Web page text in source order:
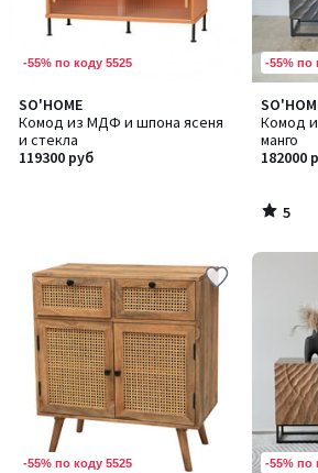
-55% по коду 5525
SO'HOME
Комод из МДФ и шпона ясеня
и стекла
119300 руб
-55% по
Комод
манго
182000
5
/
5
цветов:
2
5
/
-55% по коду 5525 -55% по